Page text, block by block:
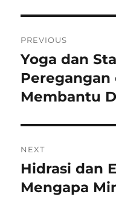
pos
PREVIOUS
Previous
post:
Yoga dan
Peregangan
Membantu
NEXT
Next
post:
Hidrasi dan
Mengapa